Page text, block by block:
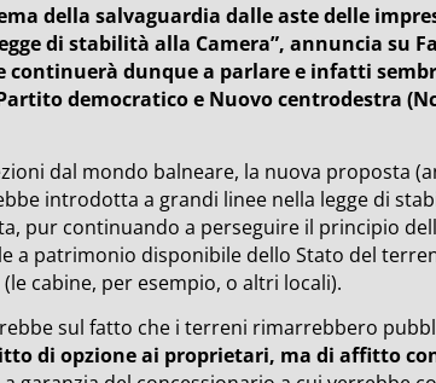
della salvaguardia dalle aste delle
di stabilità alla Camera”, annuncia su
continuerà dunque a parlare e infatti
democratico e Nuovo centrodestra
dal mondo balneare, la nuova proposta
introdotta a grandi linee nella legge di
pur continuando a perseguire il principio
a patrimonio disponibile dello Stato del
cabine, per esempio, o altri locali).
sul fatto che i terreni rimarrebbero
di opzione ai proprietari, ma di affitto